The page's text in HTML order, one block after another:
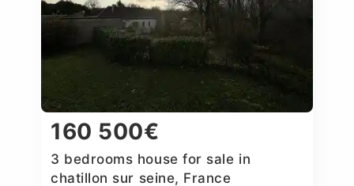
160 500€
3 bedrooms house for sale in
chatillon sur seine, France